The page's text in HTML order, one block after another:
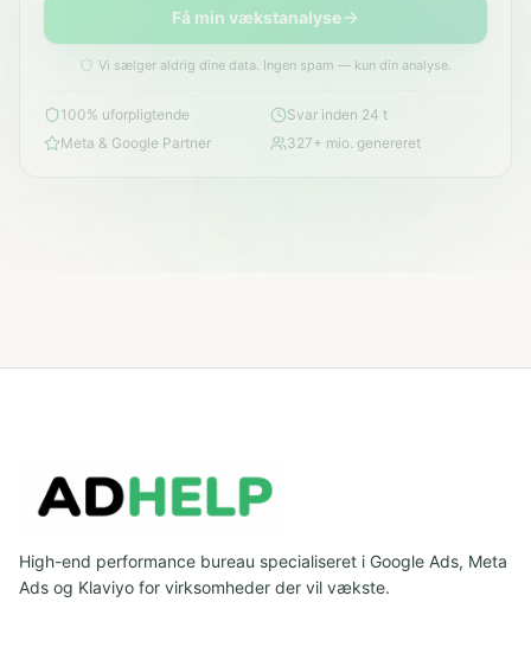
Få min vækstanalyse
Vi sælger aldrig dine data. Ingen spam — kun din analyse.
100% uforpligtende
Svar inden 24 t
Meta & Google Partner
327+ mio. genereret
High-end performance bureau specialiseret i Google Ads, Meta
Ads og Klaviyo for virksomheder der vil vækste.